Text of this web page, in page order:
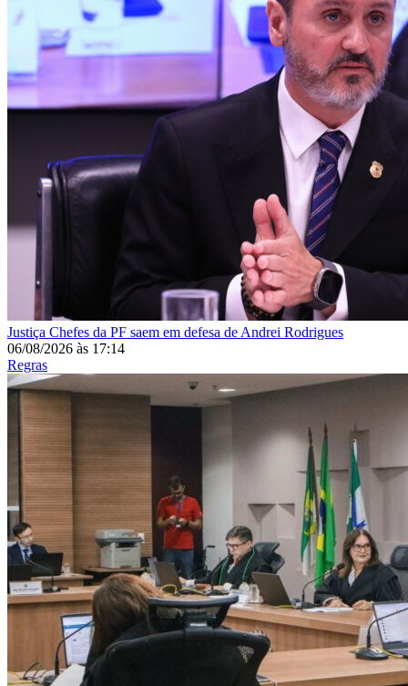
Justiça Chefes da PF saem em defesa de Andrei Rodrigues
06/08/2026 às 17:14
Regras